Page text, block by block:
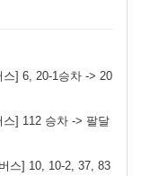
] 6, 20-1승차 -> 20
] 112 승차 -> 팔달
스] 10, 10-2, 37, 83